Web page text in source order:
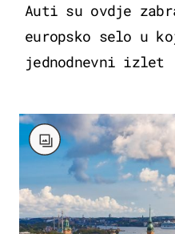
Auti su ovdje
europsko selo u
jednodnevni izlet